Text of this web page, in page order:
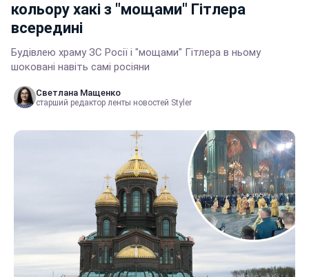
кольору хакі з "мощами" Гітлера
всередині
Будівлею храму ЗС Росії і "мощами" Гітлера в ньому
шоковані навіть самі росіяни
Светлана Мащенко
старший редактор ленты новостей Styler